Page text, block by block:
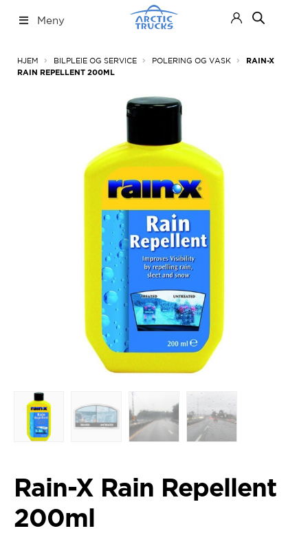
til
til
Meny
ut
HJEM BILPLEIE OG SERVICE POLERING OG VASK
RAIN-X
RAIN REPELLENT 200ML
Rain-X Rain Repellent
200ml